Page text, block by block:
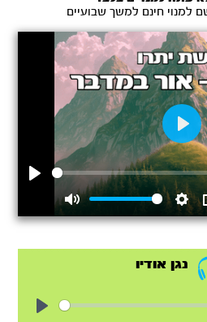
למנוי חינם למשך שבועיים
Mute
Play
נגן אודיו